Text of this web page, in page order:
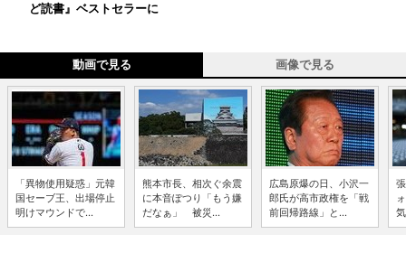
ど読書』ベストセラーに
動画で見る 画像で見る
「異物使用疑惑」元韓
国セーブ王、出場停止
明けマウンドで...
熊本市長、相次ぐ余震
に本音ぽつり「もう嫌
だなぁ」 被災...
広島原爆の日、小沢一
郎氏が高市政権を「戦
前回帰路線」と...